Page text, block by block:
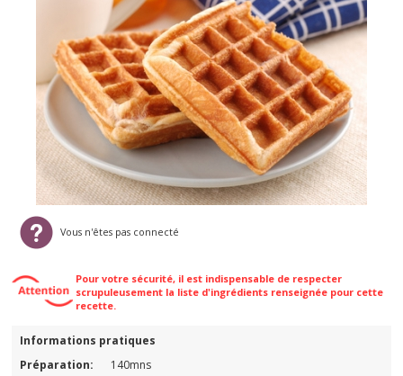
Vous n'êtes pas connecté
Pour votre sécurité, il est indispensable de respecter
scrupuleusement la liste d'ingrédients renseignée pour cette
recette.
Informations pratiques
Préparation:
140mns